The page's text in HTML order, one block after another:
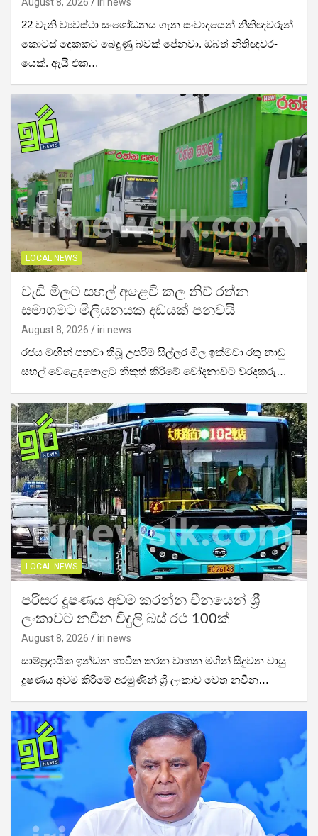
22 වැනි ව්‍යවස්ථා සංශෝ­ධ­නය ගැන සංවා­ද­යෙන් නීති­ඥ­ව­රුන්
කොටස් දෙක­කට බෙදුණු බවක් පේනවා. ඔබත් නීති­ඥ­ව­ර­
යෙක්. ඇයි එක…
LOCAL NEWS
වැඩි මිලට සහල් අළෙවි කල නිව් රත්න
සමාගමට මිලියනයක දඩයක් පනවයි
August 8, 2026 iri news
රජය මඟින් පනවා තිබූ උපරිම සිල්ලර මිල ඉක්මවා රතු නාඩු
සහල් වෙළෙඳපොළට නිකුත් කිරීමේ චෝදනාවට වරදකරු…
LOCAL NEWS
පරිසර දූෂණය අවම කරන්න චීනයෙන් ශ්‍රී
ලංකාවට නවීන විදුලි බස් රථ 100ක්
August 8, 2026 iri news
සාම්ප්‍රදායික ඉන්ධන භාවිත කරන වාහන මගින් සිදුවන වායු
දූෂණය අවම කිරීමේ අරමුණින් ශ්‍රී ලංකාව වෙත නවීන…